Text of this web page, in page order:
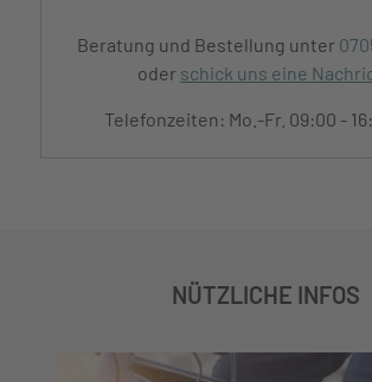
Beratung und Bestellung unter
oder schick uns eine
Telefonzeiten: Mo.-Fr. 09:00 -
NÜTZLICHE INFOS